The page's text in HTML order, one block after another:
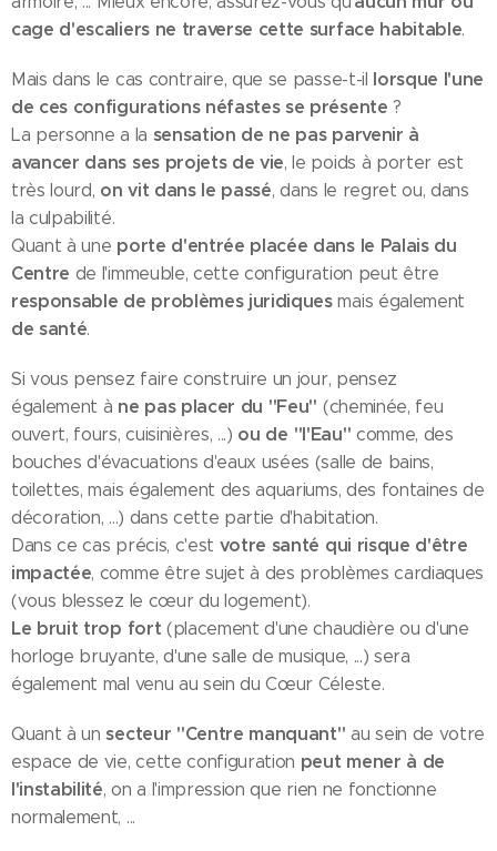
cage d'escaliers ne traverse cette surface habitable.
Mais dans le cas contraire, que se passe-t-il lorsque l'une
de ces configurations néfastes se présente ?
La personne a la sensation de ne pas parvenir à
avancer dans ses projets de vie, le poids à porter est
très lourd, on vit dans le passé, dans le regret ou, dans
la culpabilité.
Quant à une porte d'entrée placée dans le Palais du
Centre de l'immeuble, cette configuration peut être
responsable de problèmes juridiquesmais également
de santé.
Si vous pensez faire construire un jour, pensez
également à ne pas placer du "Feu" (cheminée, feu
ouvert, fours, cuisinières, ...) ou de "l'Eau" comme, des
bouches d'évacuations d'eaux usées (salle de bains,
toilettes, mais également des aquariums, des fontaines de
décoration, ...) dans cette partie d'habitation.
Dans ce cas précis, c'est votre santé qui risque d'être
impactée, comme être sujet à des problèmes cardiaques
(vous blessez le cœur du logement).
Le bruit trop fort (placement d'une chaudière ou d'une
horloge bruyante, d'une salle de musique, ...) sera
également mal venu au sein du Cœur Céleste.
Quant à unsecteur "Centre manquant" au sein de votre
espace de vie, cette configuration peut mener à de
l'instabilité, on a l'impression que rien ne fonctionne
normalement, ...